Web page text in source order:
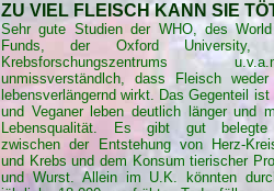
ZU VIEL FLEISCH KANN SIE
Sehr gute Studien der WHO, des
Funds, der Oxford University,
Krebsforschungszentrums
unmissverständlch, dass Fleisch
lebensverlängernd wirkt. Das Gegenteil
und Veganer leben deutlich länger und
Lebensqualität. Es gibt gut belegte
zwischen der Entstehung von Herz-
und Krebs und dem Konsum tierischer
und Wurst. Allein im U.K. könnten